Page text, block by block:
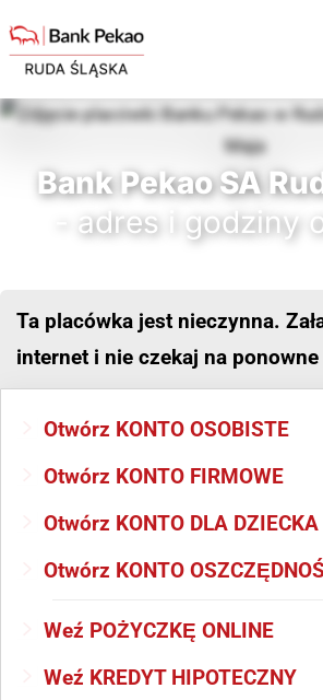
Bank Pekao SA
- adres i godziny
Ta placówka jest nieczynna.
internet i nie czekaj na
Otwórz KONTO OSOBISTE
Otwórz KONTO FIRMOWE
Otwórz KONTO DLA DZIECKA
Otwórz KONTO
Weź POŻYCZKĘ ONLINE
Weź KREDYT HIPOTECZNY